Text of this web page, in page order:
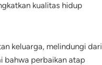
kualitas hidup
keluarga, melindungi dari
bahwa perbaikan atap